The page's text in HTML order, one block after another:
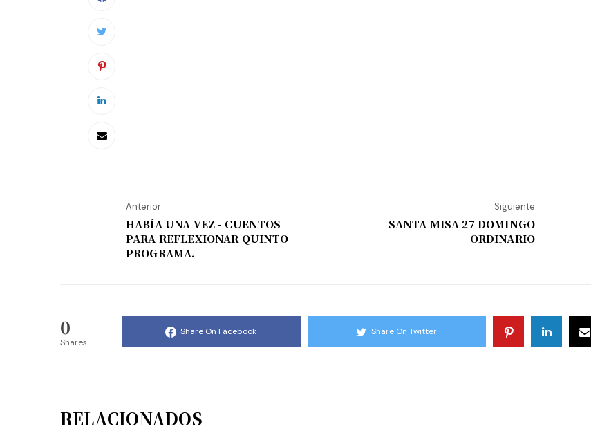
Anterior
HABÍA UNA VEZ - CUENTOS
PARA REFLEXIONAR QUINTO
PROGRAMA.
Siguiente
SANTA MISA 27 DOMINGO
ORDINARIO
0
Shares
Share On Facebook Share On Twitter
RELACIONADOS